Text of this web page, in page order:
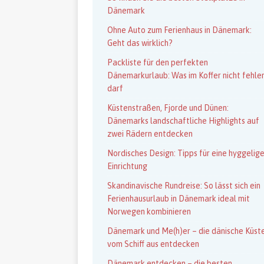
Dänemark
Ohne Auto zum Ferienhaus in Dänemark:
Geht das wirklich?
Packliste für den perfekten
Dänemarkurlaub: Was im Koffer nicht
darf
Küstenstraßen, Fjorde und Dünen:
Dänemarks landschaftliche Highlights auf
zwei Rädern entdecken
Nordisches Design: Tipps für eine hyggelige
Einrichtung
Skandinavische Rundreise: So lässt sich ein
Ferienhausurlaub in Dänemark ideal mit
Norwegen kombinieren
Dänemark und Me(h)er – die dänische
vom Schiff aus entdecken